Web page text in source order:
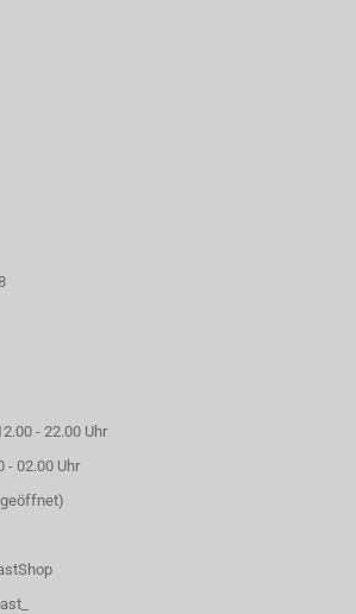
- 22.00 Uhr
- 02.00 Uhr
geöffnet)